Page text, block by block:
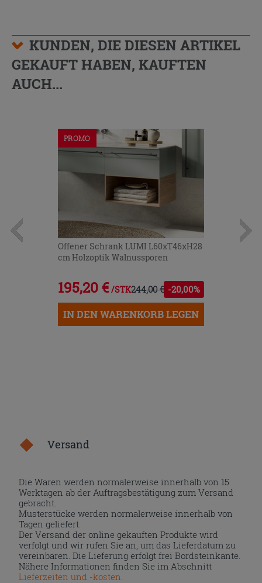
KUNDEN, DIE DIESEN ARTIKEL
GEKAUFT HABEN, KAUFTEN
AUCH...
PROMO
Offener Schrank LUMI L60xT46xH28
cm Holzoptik Walnussporen
195,20 € /STK.244,00 € -20,00%
IN DEN WARENKORB LEGEN
Versand
Die Waren werden normalerweise innerhalb von 15
Werktagen ab der Auftragsbestätigung zum Versand
gebracht.
Musterstücke werden normalerweise innerhalb von
Tagen geliefert.
Der Versand der online gekauften Produkte wird
verfolgt und wir rufen Sie an, um das Lieferdatum zu
vereinbaren. Die Lieferung erfolgt frei Bordsteinkante.
Nähere Informationen finden Sie im Abschnitt
Lieferzeiten und -kosten